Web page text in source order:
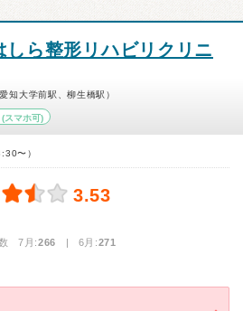
しら整形リハビリクリニ
知大学前駅、柳生橋駅）
スマホ可)
〜）
3.53
7月:266 | 6月:271